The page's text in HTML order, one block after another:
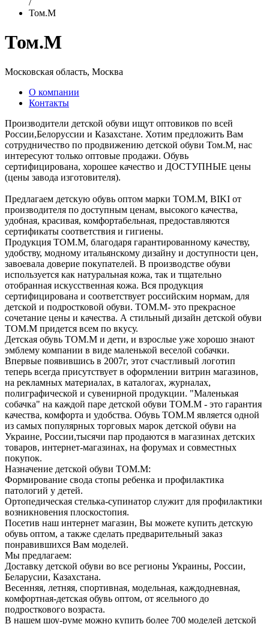
/
Том.М
Том.М
Московская область, Москва
О компании
Контакты
Производители детской обуви ищут оптовиков по всей
России,Белоруссии и Казахстане. Хотим предложить Вам
сотрудничество по продвижению детской обуви Том.М, нас
интересуют только оптовые продажи. Обувь
сертифицирована, хорошее качество и ДОСТУПНЫЕ цены
(цены завода изготовителя).
Предлагаем детскую обувь оптом марки ТОМ.М, BIKI от
производителя по доступным ценам, высокого качества,
удобная, красивая, комфортабельная, предоставляются
сертификаты соответствия и гигиены.
Продукция ТОМ.М, благодаря гарантированному качеству,
удобству, модному итальянскому дизайну и доступности цен,
завоевала доверие покупателей. В производстве обуви
используется как натуральная кожа, так и тщательно
отобранная искусственная кожа. Вся продукция
сертифицирована и соответствует российским нормам, для
детской и подростковой обуви. TOM.M- это прекрасное
сочетание цены и качества. А стильный дизайн детской обуви
TOM.M придется всем по вкусу.
Детская обувь ТОМ.М и дети, и взрослые уже хорошо знают
эмблему компании в виде маленькой веселой собачки.
Впервые появившись в 2007г, этот счастливый логотип
теперь всегда присутствует в оформлении витрин магазинов,
на рекламных материалах, в каталогах, журналах,
полиграфической и сувенирной продукции. "Маленькая
собачка" на каждой паре детской обуви ТОМ.М - это гарантия
качества, комфорта и удобства. Обувь ТОМ.М является одной
из самых популярных торговых марок детской обуви на
Украине, России,тысячи пар продаются в магазинах детских
товаров, интернет-магазинах, на форумах и совместных
покупок.
Назначение детской обуви ТОМ.М:
Формирование свода стопы ребенка и профилактика
патологий у детей.
Ортопедическая стелька-супинатор служит для профилактики
возникновения плоскостопия.
Посетив наш интернет магазин, Вы можете купить детскую
обувь оптом, а также сделать предварительный заказ
понравившихся Вам моделей.
Мы предлагаем:
Доставку детской обуви во все регионы Украины, России,
Беларусии, Казахстана.
Весенняя, летняя, спортивная, модельная, каждодневная,
комфортная-детская обувь оптом, от ясельного до
подросткового возраста.
В нашем шоу-руме можно купить более 700 моделей детской